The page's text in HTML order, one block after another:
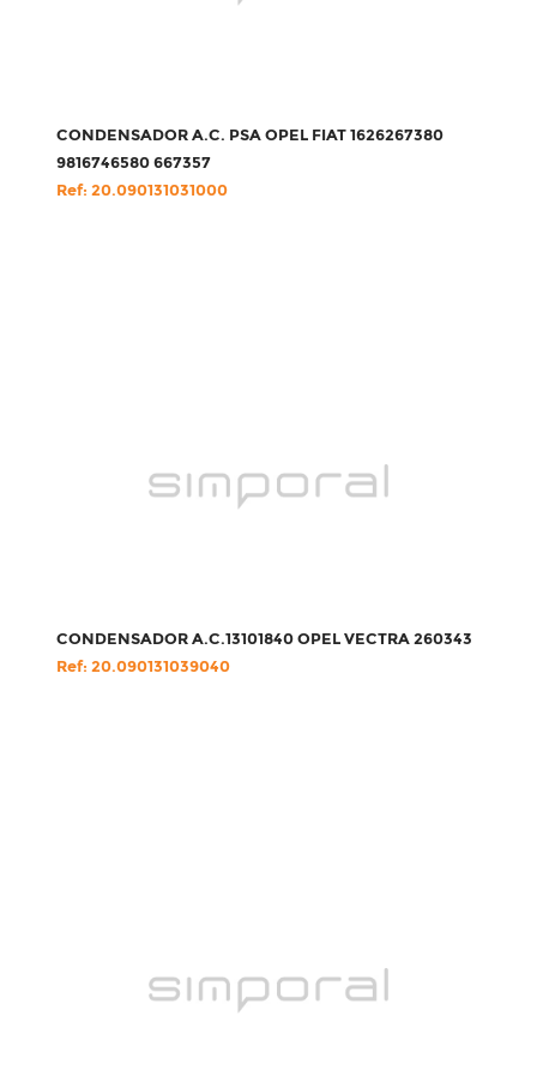
CONDENSADOR A.C. PSA OPEL FIAT 1626267380
9816746580 667357
Ref: 20.090131031000
CONDENSADOR A.C.13101840 OPEL VECTRA 260343
Ref: 20.090131039040